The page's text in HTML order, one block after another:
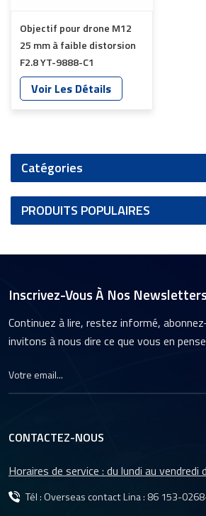
Objectif pour drone M12
25 mm à faible distorsion
F2.8 YT-9888-C1
Voir Les Détails
Catégories
PRODUITS POPULAIRES
Inscrivez-Vous À Nos Newsletters
Continuez à lire, restez informé,
invitons à nous dire ce que vous en
CONTACTEZ-NOUS
Horaires de service : du lundi au
Tél : Overseas contact Lina : 86 153-